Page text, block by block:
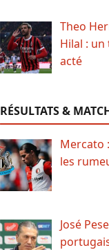
Theo
Hilal :
acté
RÉSULTATS &
Mercato
les
José